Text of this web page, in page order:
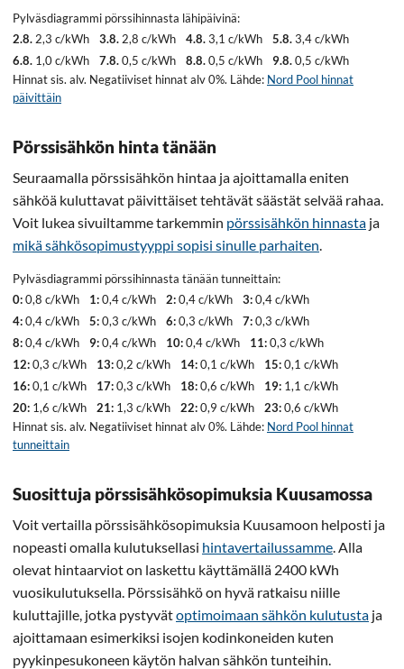
Pylväsdiagrammi pörssihinnasta lähipäivinä:
2.8. 2,3 c/kWh 3.8. 2,8 c/kWh 4.8.3,1 c/kWh 5.8.3,4 c/kWh
6.8. 1,0 c/kWh 7.8.0,5 c/kWh 8.8.0,5 c/kWh 9.8.0,5 c/kWh
Hinnat sis. alv. Negatiiviset hinnat alv 0%. Lähde: Nord Pool hinnat
päivittäin
Pörssisähkön hinta tänään
Seuraamalla pörssisähkön hintaa ja ajoittamalla eniten
sähköä kuluttavat päivittäiset tehtävät säästät selvää rahaa.
Voit lukea sivuiltamme tarkemmin pörssisähkön hinnasta ja
mikä sähkösopimustyyppi sopisi sinulle parhaiten
Pylväsdiagrammi pörssihinnasta tänään tunneittain:
0:0,8 c/kWh 1:0,4 c/kWh 2:0,4 c/kWh 3:0,4 c/kWh
4:0,4 c/kWh 5:0,3 c/kWh 6:0,3 c/kWh 7:0,3 c/kWh
8:0,4 c/kWh 9:0,4 c/kWh 10:0,4 c/kWh 11:0,3 c/kWh
12:0,3 c/kWh 13:0,2 c/kWh 14:0,1 c/kWh 15:0,1 c/kWh
16:0,1 c/kWh 17:0,3 c/kWh 18:0,6 c/kWh 19: 1,1 c/kWh
20: 1,6 c/kWh 21: 1,3 c/kWh 22:0,9 c/kWh 23:0,6 c/kWh
Hinnat sis. alv. Negatiiviset hinnat alv 0%. Lähde: Nord Pool hinnat
tunneittain
Suosittuja pörssisähkösopimuksia Kuusamossa
Voit vertailla pörssisähkösopimuksia Kuusamoon helposti ja
nopeasti omalla kulutuksellasi hintavertailussamme . Alla
olevat hintaarviot on laskettu käyttämällä 2400 kWh
vuosikulutuksella. Pörssisähkö on hyvä ratkaisu niille
kuluttajille, jotka pystyvätoptimoimaan sähkön kulutusta ja
ajoittamaan esimerkiksi isojen kodinkoneiden kuten
pyykinpesukoneen käytön halvan sähkön tunteihin.